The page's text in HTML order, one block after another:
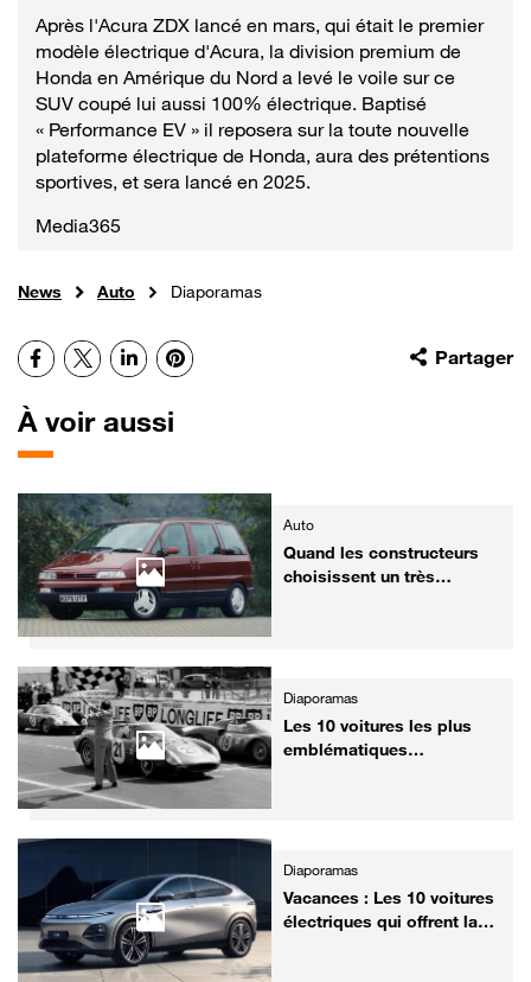
Après l'Acura ZDX lancé en mars, qui était le premier
modèle électrique d'Acura, la division premium de
Honda en Amérique du Nord a levé le voile sur ce
SUV coupé lui aussi 100% électrique. Baptisé
« Performance EV » il reposera sur la toute nouvelle
plateforme électrique de Honda, aura des prétentions
sportives, et sera lancé en 2025.
Media365
News Auto Diaporamas
Partager
Facebook
X LinkedInPinterest
À voir aussi
Auto
Quand les constructeurs
choisissent un très
Diaporamas
Les 10 voitures les plus
emblématiques
Diaporamas
Vacances : Les 10 voitures
électriques qui offrent la